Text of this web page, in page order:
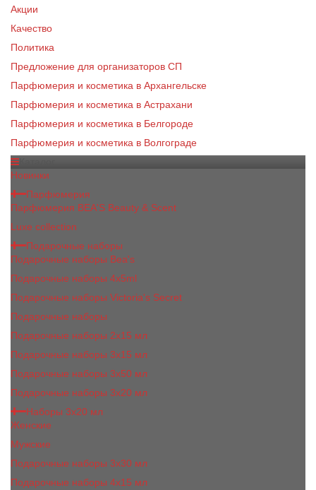
Акции
Качество
Политика
Предложение для организаторов СП
Парфюмерия и косметика в Архангельске
Парфюмерия и косметика в Астрахани
Парфюмерия и косметика в Белгороде
Парфюмерия и косметика в Волгограде
Новинки
Парфюмерия
Парфюмерия BEA'S Beauty & Scent
Luxe collection
Подарочные наборы
Подарочные наборы Bea's
Подарочные наборы 4х5ml
Подарочные наборы Victoria's Secret
Подарочные наборы
Подарочные наборы 2x15 мл
Подарочные наборы 3х15 мл
Подарочные наборы 3x50 мл
Подарочные наборы 3x20 мл
Наборы 3х20 мл
Женские
Мужские
Подарочные наборы 3х30 мл
Подарочные наборы 4x15 мл